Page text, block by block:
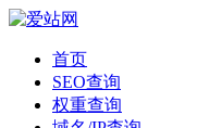
首页
SEO查询
权重查询